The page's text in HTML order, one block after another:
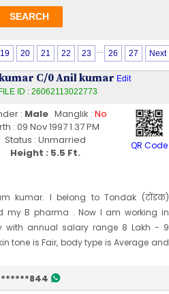
19 20 21 22 23 ... 26 27 Next
C/0 Anil kumar Edit
ID : 26062113022773
: MaleManglik : No
: 09 Nov 1997 1.37 PM
Status : Unmarried
Height : 5.5 Ft.
QR Code
kumar. I belong to Tondak (टोंडक)
my B pharma . Now I am working in
with annual salary range 8 Lakh - 9
tone is Fair, body type is Average and